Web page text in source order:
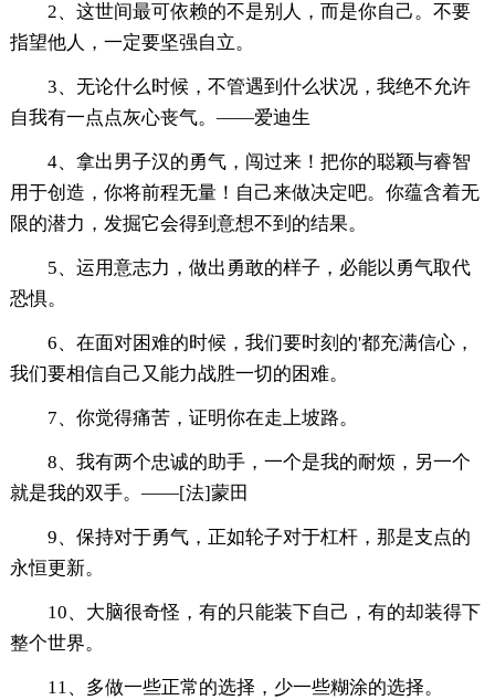
2、这世间最可依赖的不是别人，而是你自己。不要
指望他人，一定要坚强自立。
3、无论什么时候，不管遇到什么状况，我绝不允许
自我有一点点灰心丧气。——爱迪生
4、拿出男子汉的勇气，闯过来！把你的聪颖与睿智
用于创造，你将前程无量！自己来做决定吧。你蕴含着无
限的潜力，发掘它会得到意想不到的结果。
5、运用意志力，做出勇敢的样子，必能以勇气取代
恐惧。
6、在面对困难的时候，我们要时刻的'都充满信心，
我们要相信自己又能力战胜一切的困难。
7、你觉得痛苦，证明你在走上坡路。
8、我有两个忠诚的助手，一个是我的耐烦，另一个
就是我的双手。——[法]蒙田
9、保持对于勇气，正如轮子对于杠杆，那是支点的
永恒更新。
10、大脑很奇怪，有的只能装下自己，有的却装得下
整个世界。
11、多做一些正常的选择，少一些糊涂的选择。